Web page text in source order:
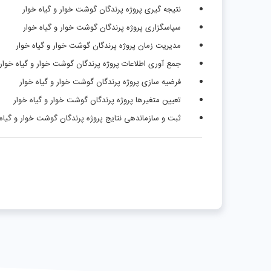
نتیجه گیری پروژه پرندگان گوشت خوار و گیاه خوار
سپاسگزاری پروژه پرندگان گوشت خوار و گیاه خوار
مدیریت زمان پروژه پرندگان گوشت خوار و گیاه خوار
جمع آوری اطلاعات پروژه پرندگان گوشت خوار و گیاه خوار
فرضیه سازی پروژه پرندگان گوشت خوار و گیاه خوار
تعیین متغیرها پروژه پرندگان گوشت خوار و گیاه خوار
ثبت و سازماندهی نتایج پروژه پرندگان گوشت خوار و